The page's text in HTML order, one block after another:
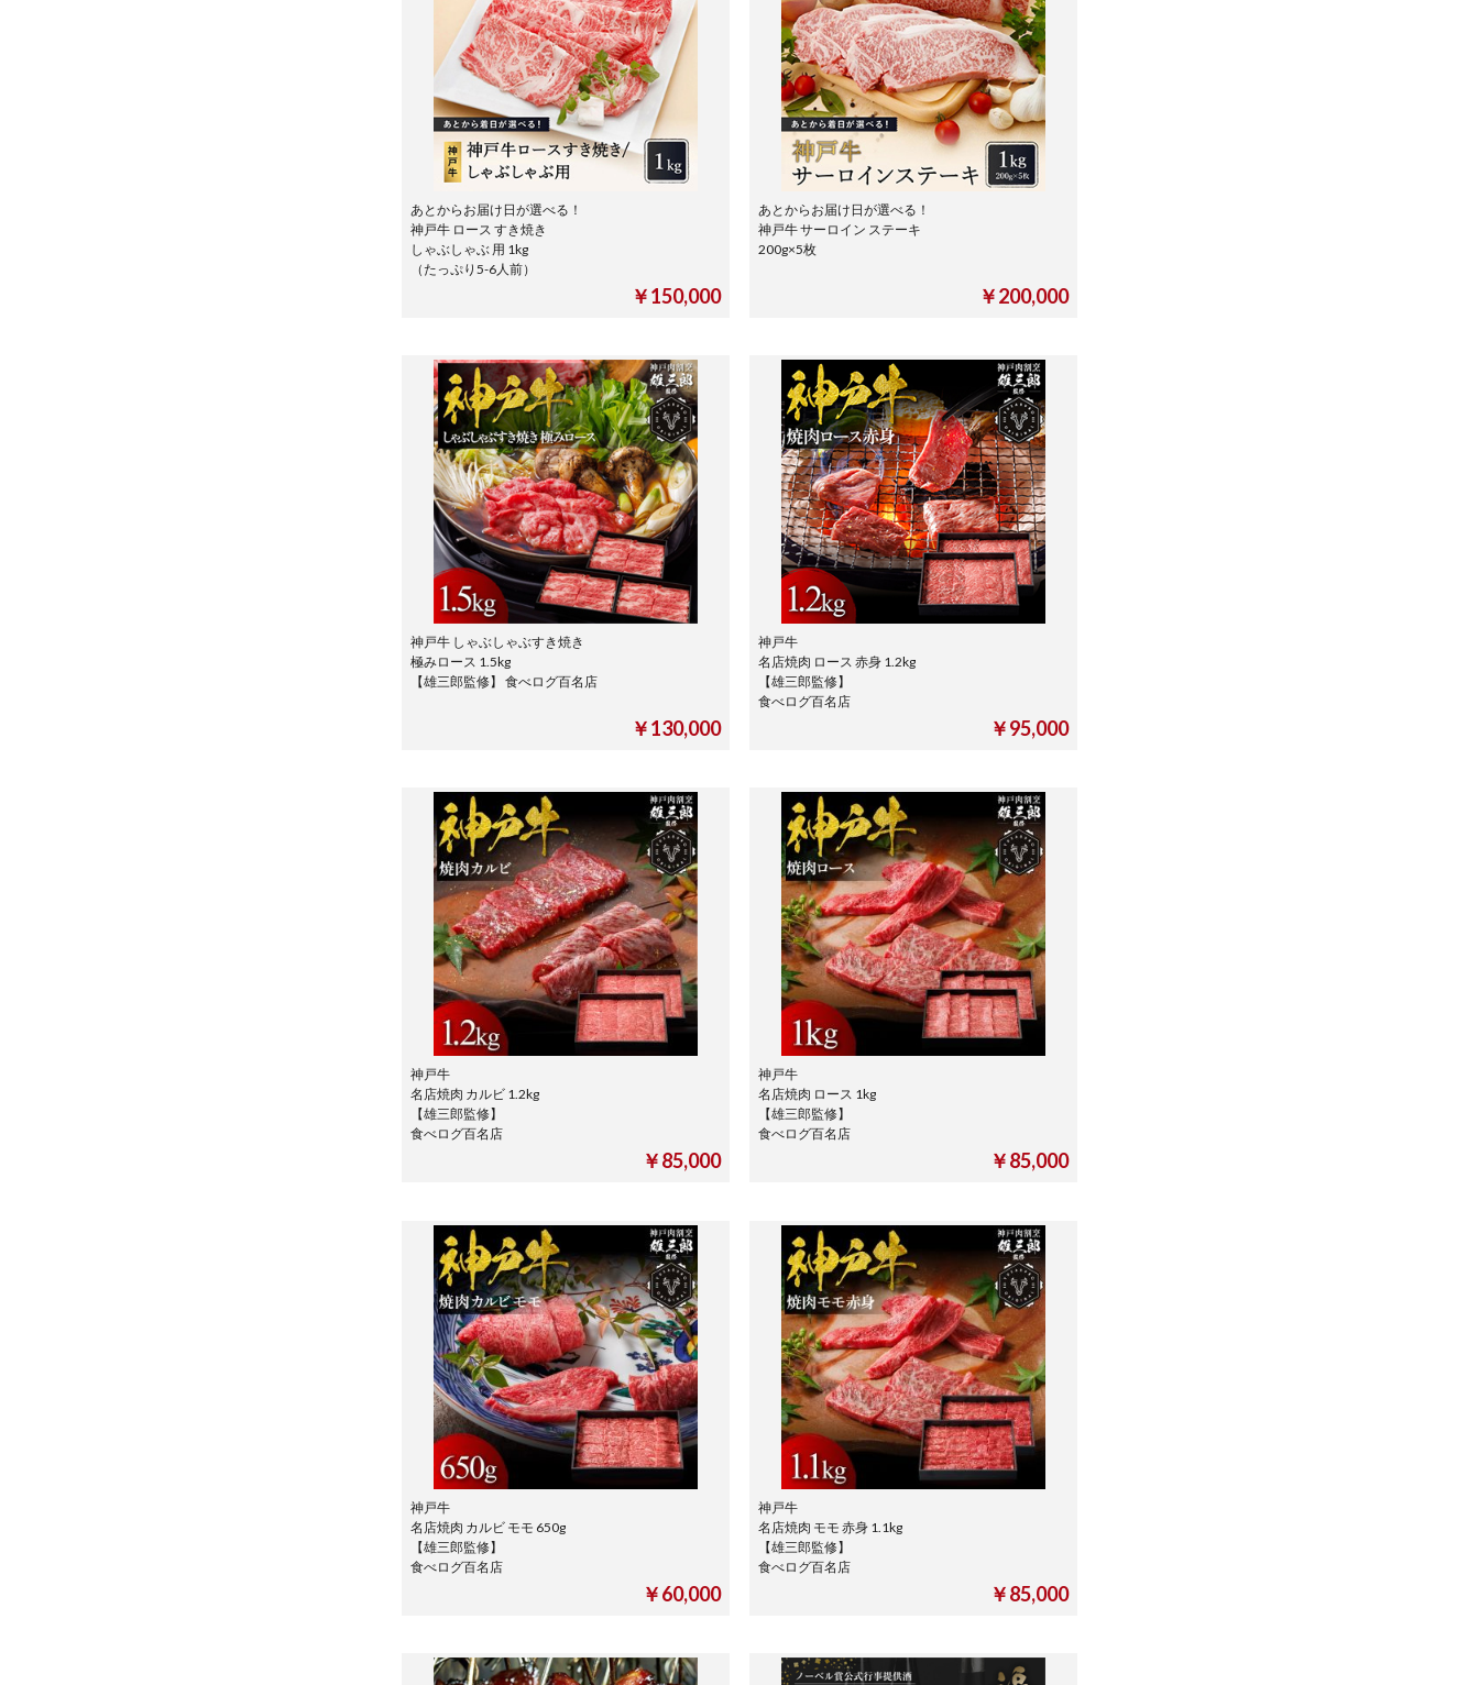
あとからお届け日が選べる！
神戸牛 ロース すき焼き
しゃぶしゃぶ 用 1kg
（たっぷり5-6人前）
￥150,000
あとからお届け日が選べる！
神戸牛 サーロイン ステーキ
200g×5枚
￥200,000
神戸牛 しゃぶしゃぶすき焼き
極みロース 1.5kg
【雄三郎監修】 食べログ百名店
￥130,000
神戸牛
名店焼肉 ロース 赤身 1.2kg
【雄三郎監修】
食べログ百名店
￥95,000
神戸牛
名店焼肉 カルビ 1.2kg
【雄三郎監修】
食べログ百名店
￥85,000
神戸牛
名店焼肉 ロース 1kg
【雄三郎監修】
食べログ百名店
￥85,000
神戸牛
名店焼肉 カルビ モモ 650g
【雄三郎監修】
食べログ百名店
￥60,000
神戸牛
名店焼肉 モモ 赤身 1.1kg
【雄三郎監修】
食べログ百名店
￥85,000